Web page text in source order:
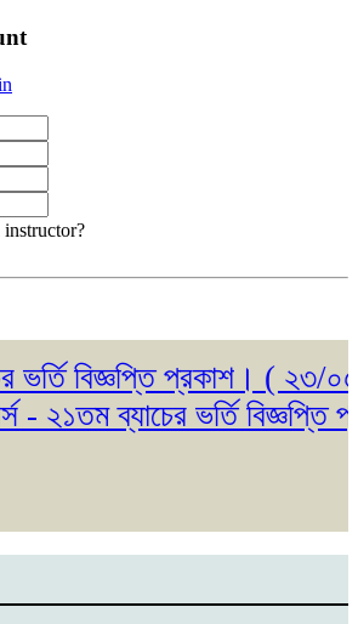
instructor?
বিজ্ঞপ্তি প্রকাশ। ( ২৩/০৫/
ব্যাচের ভর্তি বিজ্ঞপ্তি